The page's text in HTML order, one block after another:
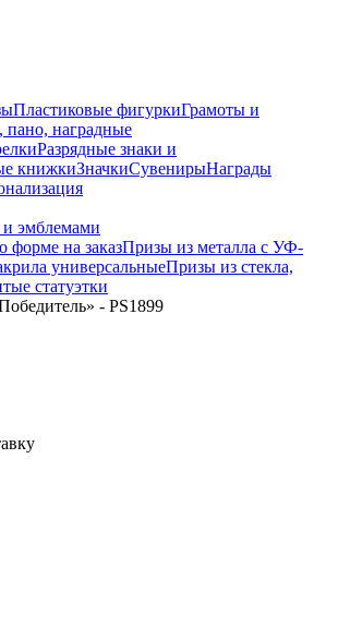
Пластиковые фигуркиГрамоты и
пано, наградные
Разрядные знаки и
книжкиЗначкиСувенирыНаграды
эмблемами
форме на заказПризы из металла с УФ-
универсальныеПризы из стекла,
статуэтки
- PS1899